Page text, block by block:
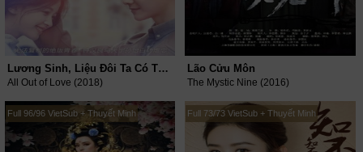
Lương Sinh, Liệu Đôi Ta Có Thể Ngừng Đau Thương?
All Out of Love (2018)
Lão Cửu Môn
The Mystic Nine (2016)
Full 96/96 VietSub + Thuyết Minh Full 73/73 VietSub + Thuyết Minh